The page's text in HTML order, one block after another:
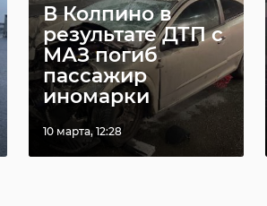
В Колпино в
результате ДТП с
МАЗ погиб
пассажир
иномарки
10 марта, 12:28